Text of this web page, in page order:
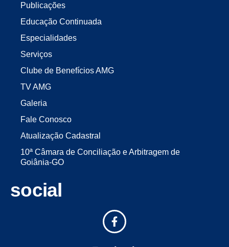
Publicações
Educação Continuada
Especialidades
Serviços
Clube de Benefícios AMG
TV AMG
Galeria
Fale Conosco
Atualização Cadastral
10ª Câmara de Conciliação e Arbitragem de
Goiânia-GO
social